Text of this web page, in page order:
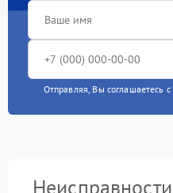
Отправляя, Вы соглашаетесь с